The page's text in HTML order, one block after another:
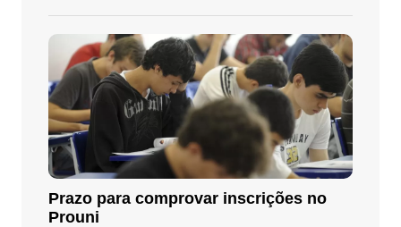
Prazo para comprovar inscrições no
Prouni